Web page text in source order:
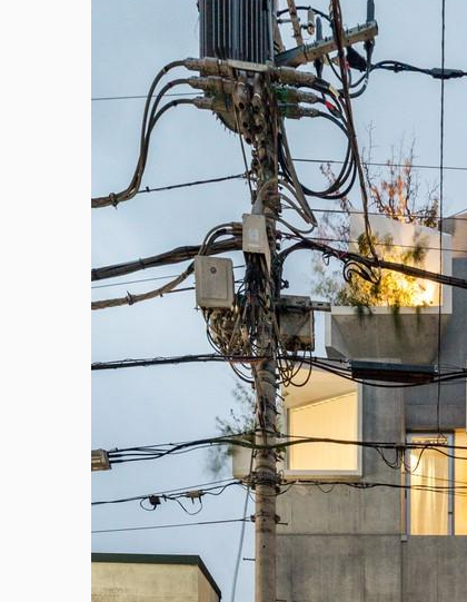
混凝土体块在三维空间上堆砌而成，从而创造
间，同时营造一个适合人体感官的地方。此外
呼吸的有机体。